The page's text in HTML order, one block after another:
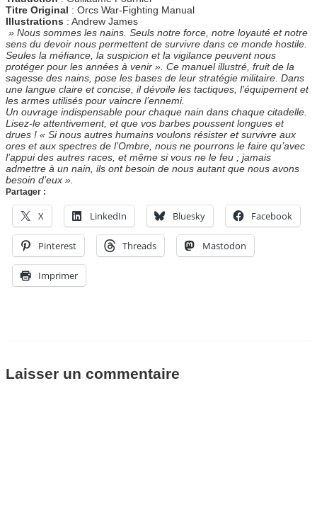
Titre Original : Orcs War-Fighting Manual
Illustrations : Andrew James
» Nous sommes les nains. Seuls notre force, notre loyauté et notre
sens du devoir nous permettent de survivre dans ce monde hostile.
Seules la méfiance, la suspicion et la vigilance peuvent nous
protéger pour les années à venir ». Ce manuel illustré, fruit de la
sagesse des nains, pose les bases de leur stratégie militaire. Dans
une langue claire et concise, il dévoile les tactiques, l’équipement et
les armes utilisés pour vaincre l’ennemi.
Un ouvrage indispensable pour chaque nain dans chaque citadelle.
Lisez-le attentivement, et que vos barbes poussent longues et
drues ! « Si nous autres humains voulons résister et survivre aux
ores et aux spectres de l’Ombre, nous ne pourrons le faire qu’avec
l’appui des autres races, et même si vous ne le feu ; jamais
admettre à un nain, ils ont besoin de nous autant que nous avons
besoin d’eux ».
Partager :
X LinkedIn Bluesky Facebook
Pinterest Threads Mastodon
Imprimer
Laisser un commentaire